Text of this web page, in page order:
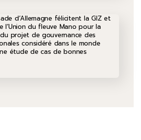
d’Allemagne félicitent la GIZ et
l’Union du fleuve Mano pour la
projet de gouvernance des
considéré dans le monde
étude de cas de bonnes